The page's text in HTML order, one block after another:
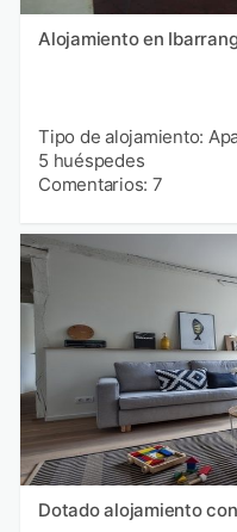
Alojamiento en
Tipo de alojamiento:
5 huéspedes
Comentarios: 7
Dotado alojamiento